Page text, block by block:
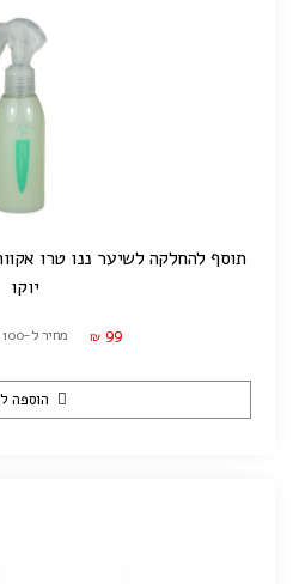
תוסף להחלקה לשיער ננו טרו אקווה
יוקו
₪ 99 מחיר ל-100 מ"ל: ₪66.00
הוספה